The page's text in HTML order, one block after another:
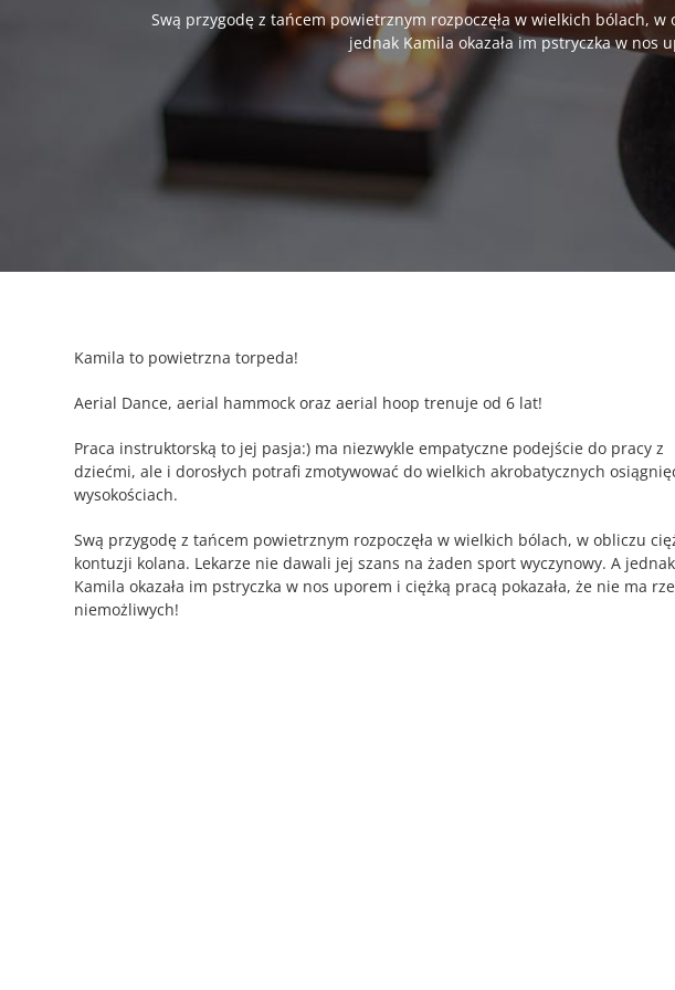
Swą przygodę z tańcem powietrznym rozpoczęła w wielkich bólach,
jednak Kamila okazała im pstryczka w nos
Kamila to powietrzna torpeda!
Aerial Dance, aerial hammock oraz aerial hoop trenuje od 6 lat!
Praca instruktorską to jej pasja:) ma niezwykle empatyczne podejście do pracy z
dziećmi, ale i dorosłych potrafi zmotywować do wielkich akrobatycznych
wysokościach.
Swą przygodę z tańcem powietrznym rozpoczęła w wielkich bólach, w obliczu
kontuzji kolana. Lekarze nie dawali jej szans na żaden sport wyczynowy. A jednak
Kamila okazała im pstryczka w nos uporem i ciężką pracą pokazała, że nie ma
niemożliwych!